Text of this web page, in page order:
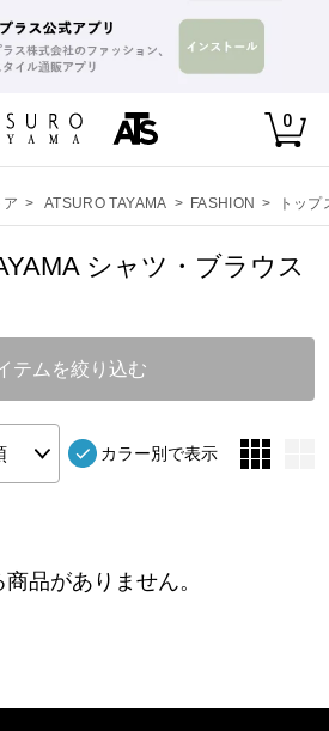
0
> ATSURO TAYAMA > FASHION > トップ
シャツ・ブラウス
テムを絞り込む
カラー別で表示
品がありません。